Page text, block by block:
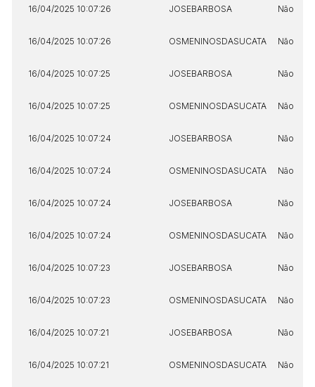
16/04/2025 10:07:26 JOSEBARBOSA Não
16/04/2025 10:07:26 OSMENINOSDASUCATA Não
16/04/2025 10:07:25 JOSEBARBOSA Não
16/04/2025 10:07:25 OSMENINOSDASUCATA Não
16/04/2025 10:07:24 JOSEBARBOSA Não
16/04/2025 10:07:24 OSMENINOSDASUCATA Não
16/04/2025 10:07:24 JOSEBARBOSA Não
16/04/2025 10:07:24 OSMENINOSDASUCATA Não
16/04/2025 10:07:23 JOSEBARBOSA Não
16/04/2025 10:07:23 OSMENINOSDASUCATA Não
16/04/2025 10:07:21 JOSEBARBOSA Não
16/04/2025 10:07:21 OSMENINOSDASUCATA Não